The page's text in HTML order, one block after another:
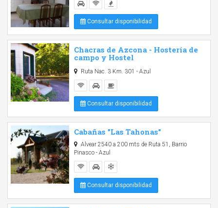
Consultar disponibilidad
Chacras de Azcona - Hostería de
campo y Hostel
Ruta Nac. 3 Km. 301 - Azul
Consultar disponibilidad
Cabañas "Las Tahonas"
Alvear 2540 a 200 mts de Ruta 51, Barrio
Pinasco - Azul
Consultar disponibilidad